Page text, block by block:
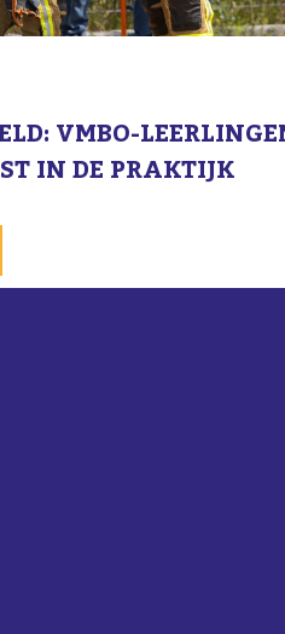
VMBO-
IN DE PRAKTIJK